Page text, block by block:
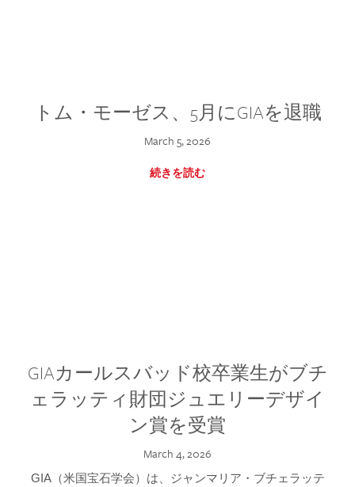
トム・モーゼス、5月にGIAを退職
March 5, 2026
続きを読む
GIAカールスバッド校卒業生がブチ
ェラッティ財団ジュエリーデザイ
ン賞を受賞
March 4, 2026
GIA（米国宝石学会）は、ジャンマリア・ブチェラッテ